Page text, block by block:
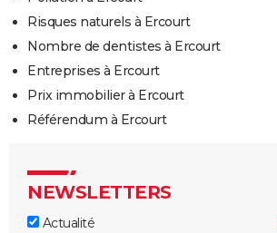
Risques naturels à Ercourt
Nombre de dentistes à Ercourt
Entreprises à Ercourt
Prix immobilier à Ercourt
Référendum à Ercourt
NEWSLETTERS
Actualité